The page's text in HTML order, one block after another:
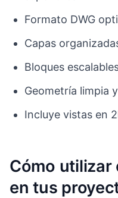
Formato DWG
Capas
Bloques
Geometría limpia
Incluye vistas en
Cómo utilizar
en tus